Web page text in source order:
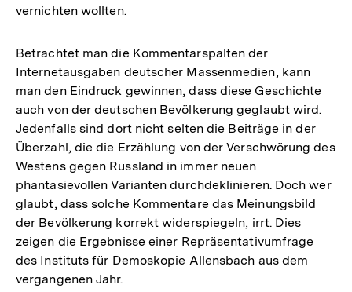
vernichten wollten.
Betrachtet man die Kommentarspalten der
Internetausgaben deutscher Massenmedien, kann
man den Eindruck gewinnen, dass diese Geschichte
auch von der deutschen Bevölkerung geglaubt wird.
Jedenfalls sind dort nicht selten die Beiträge in der
Überzahl, die die Erzählung von der Verschwörung des
Westens gegen Russland in immer neuen
phantasievollen Varianten durchdeklinieren. Doch wer
glaubt, dass solche Kommentare das Meinungsbild
der Bevölkerung korrekt widerspiegeln, irrt. Dies
zeigen die Ergebnisse einer Repräsentativumfrage
des Instituts für Demoskopie Allensbach aus dem
vergangenen Jahr.